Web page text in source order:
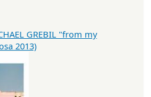
GREBIL "from my
2013)